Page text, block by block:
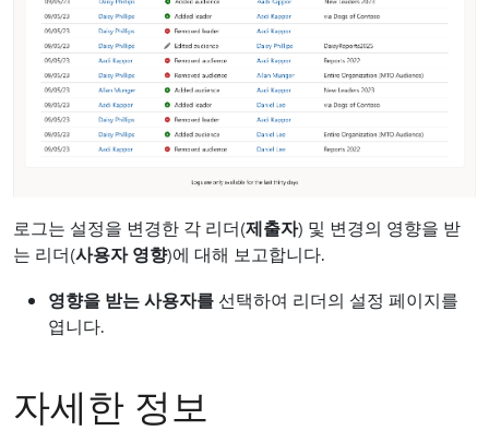
로그는 설정을 변경한 각 리더(제출자) 및 변경의 영향을 받
는 리더(사용자 영향)에 대해 보고합니다.
영향을 받는 사용자를 선택하여 리더의 설정 페이지를
엽니다.
자세한 정보